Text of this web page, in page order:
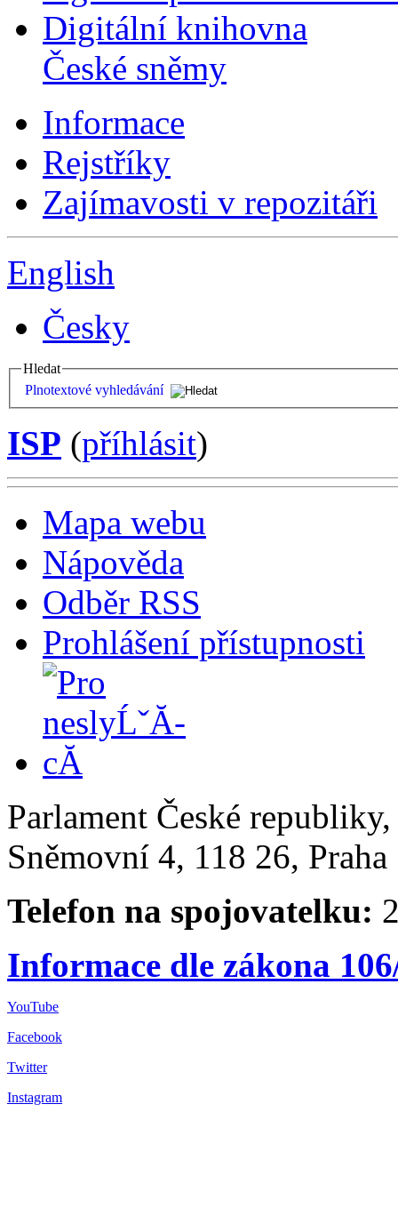
Digitální knihovna
České sněmy
Informace
Rejstříky
Zajímavosti v repozitáři
English
Česky
Hledat
Plnotextové vyhledávání
ISP (příhlásit)
Mapa webu
Nápověda
Odběr RSS
Prohlášení přístupnosti
Parlament České
Sněmovní 4, 118 26,
Telefon na spojovatelku:
Informace dle zákona
YouTube
Facebook
Twitter
Instagram